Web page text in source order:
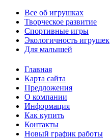
Все об игрушках
Творческое развитие
Спортивные игры
Экологичность игрушек
Для малышей
Главная
Карта сайта
Предложения
О компании
Информация
Как купить
Контакты
Новый график работы